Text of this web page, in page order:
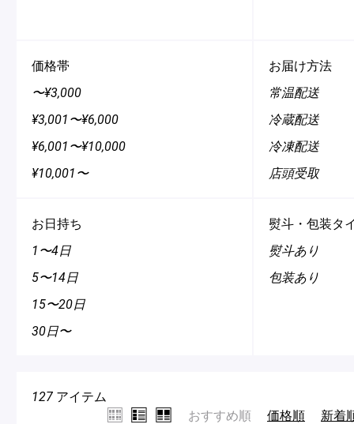
価格帯
〜¥3,000
¥3,001〜¥6,000
¥6,001〜¥10,000
¥10,001〜
お届け方法
常温配送
冷蔵配送
冷凍配送
店頭受取
お日持ち
1〜4日
5〜14日
15〜20日
30日〜
熨斗・包装タ
熨斗あり
包装あり
127 アイテム
おすすめ順
価格順 新着